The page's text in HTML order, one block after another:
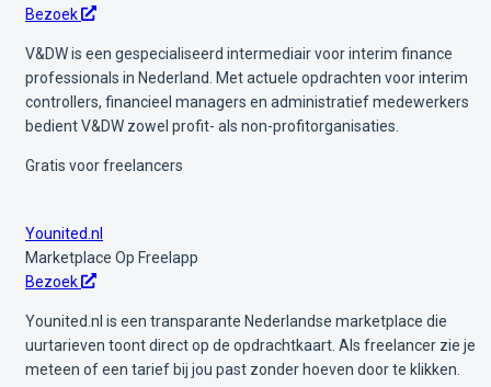
Bezoek
V&DW is een gespecialiseerd intermediair voor interim finance
professionals in Nederland. Met actuele opdrachten voor interim
controllers, financieel managers en administratief medewerkers
bedient V&DW zowel profit- als non-profitorganisaties.
Gratis voor freelancers
Younited.nl
Marketplace Op Freelapp
Bezoek
Younited.nl is een transparante Nederlandse marketplace die
uurtarieven toont direct op de opdrachtkaart. Als freelancer zie je
meteen of een tarief bij jou past zonder hoeven door te klikken.